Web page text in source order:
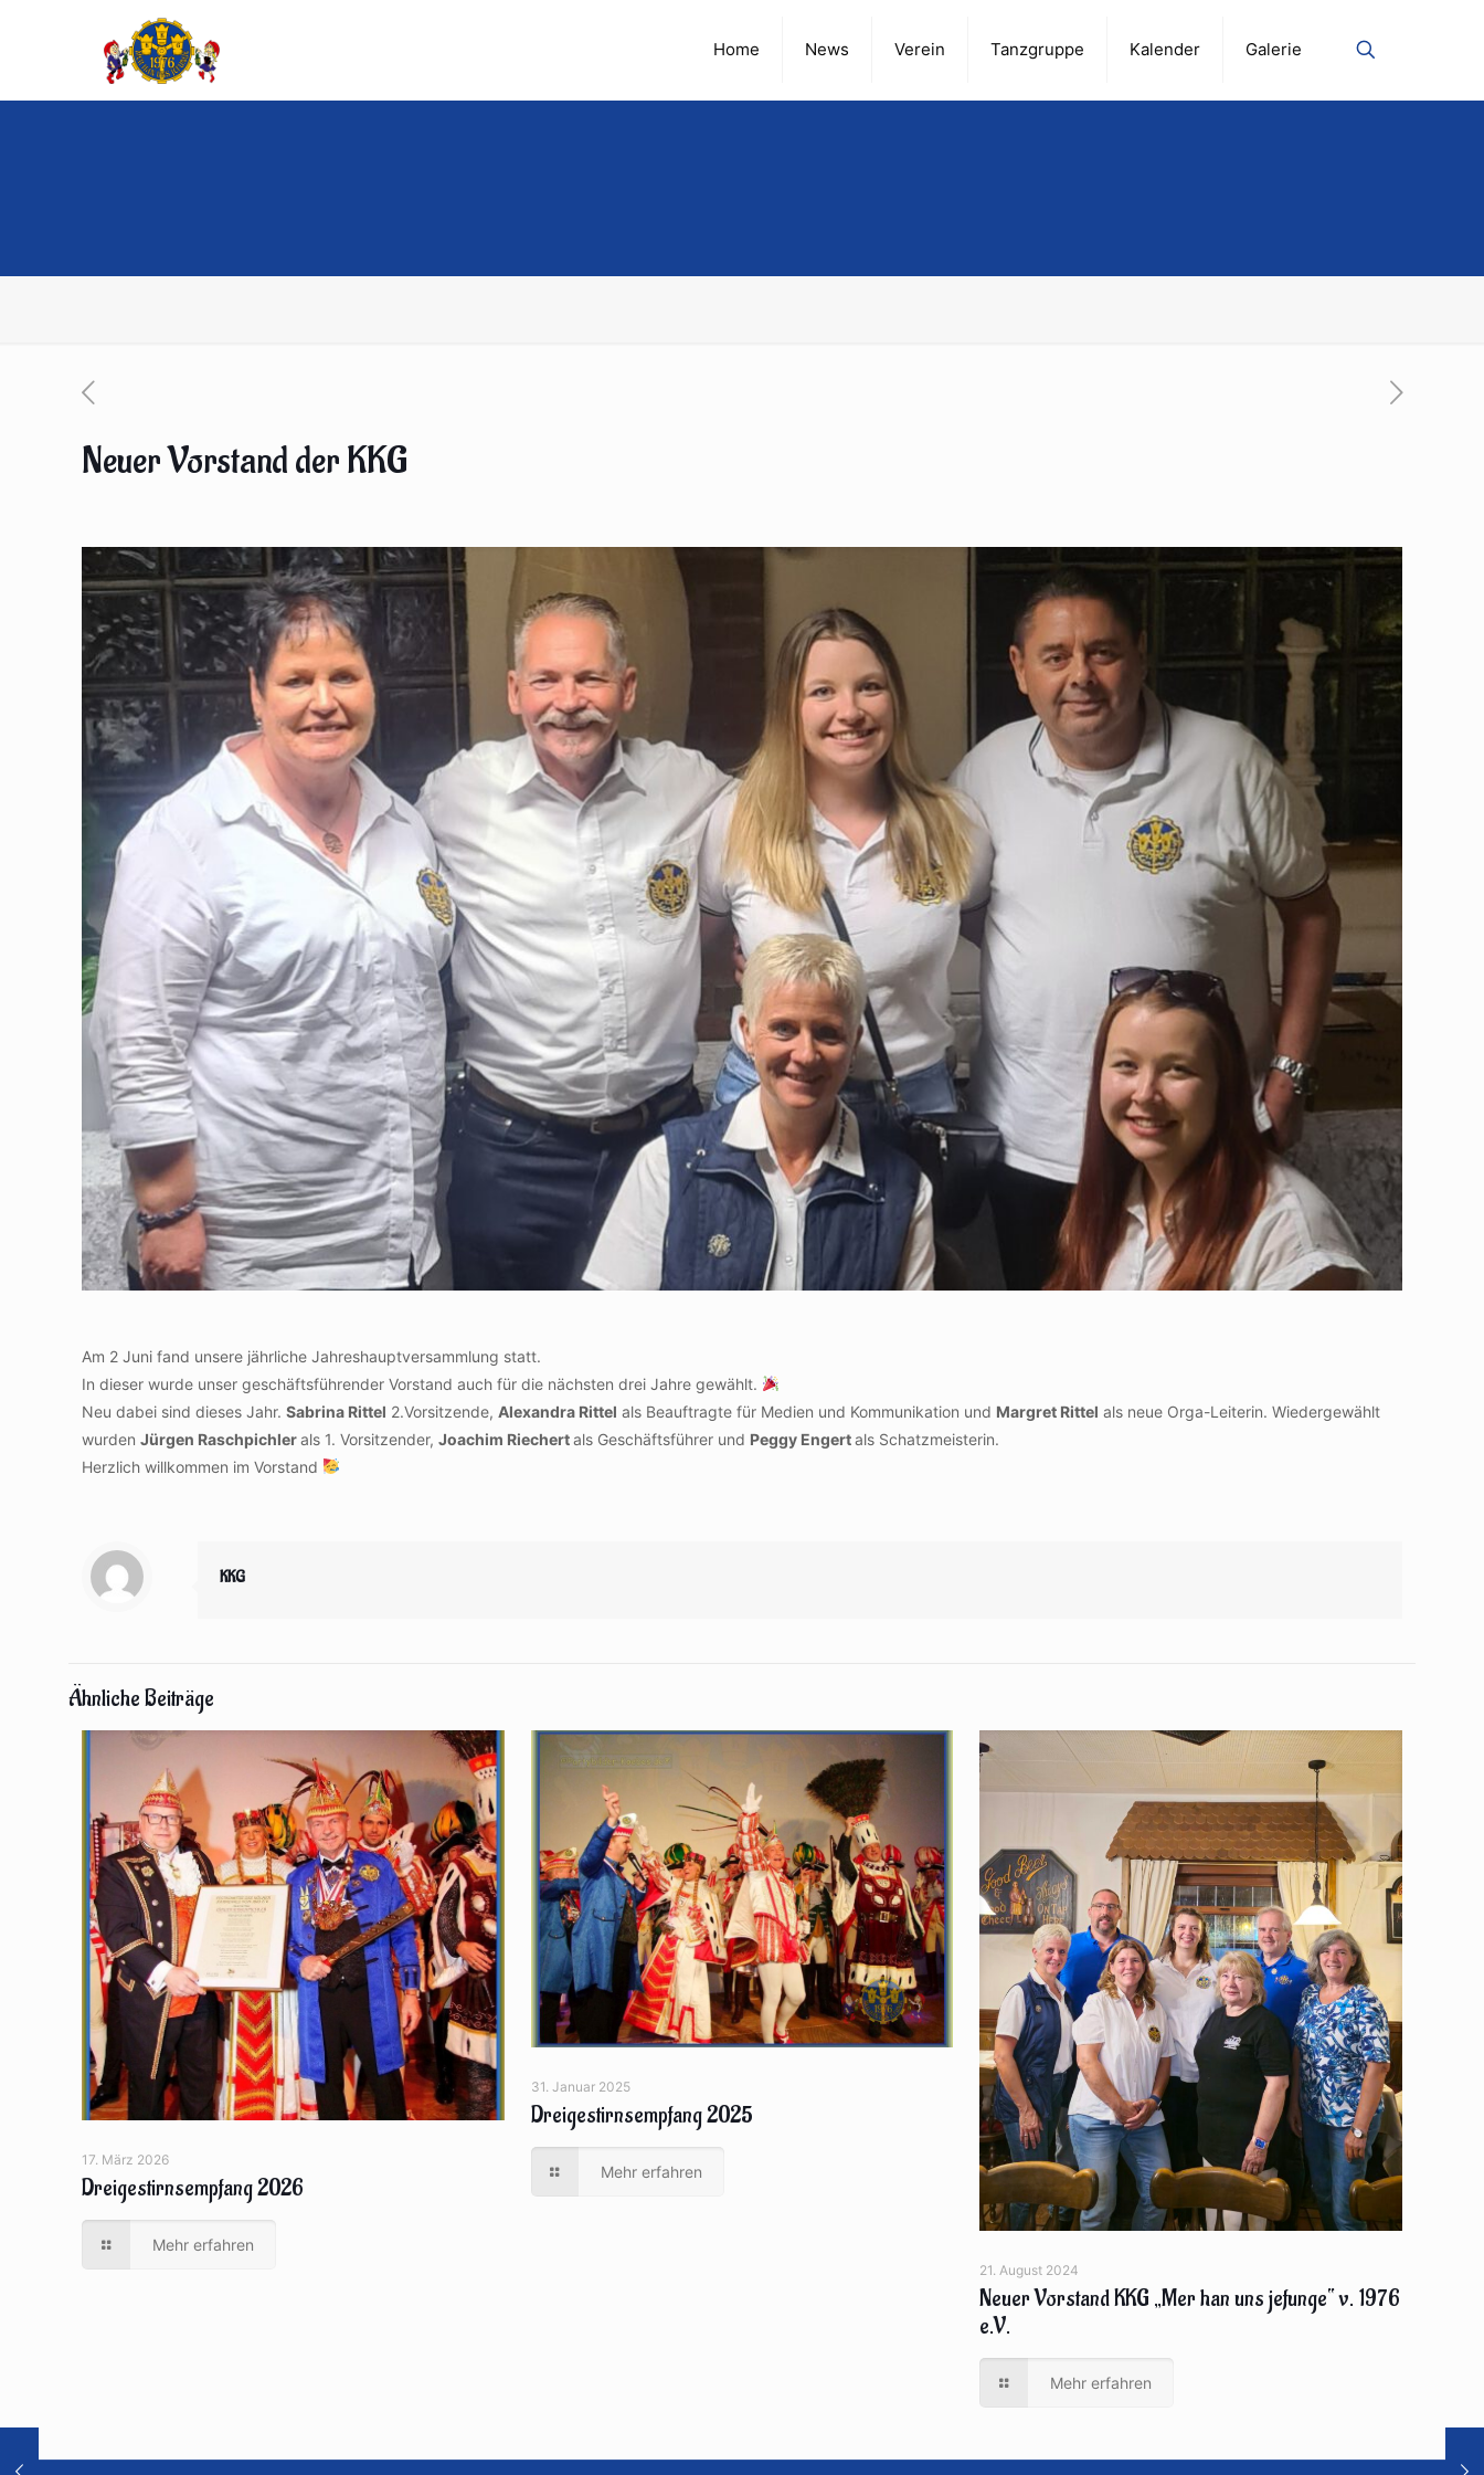
Home News Verein Tanzgruppe Kalender Galerie
Neuer Vorstand der KKG
Am 2 Juni fand unsere jährliche Jahreshauptversammlung statt.
In dieser wurde unser geschäftsführender Vorstand auch für die nächsten drei Jahre gewählt.
Neu dabei sind dieses Jahr. Sabrina Rittel 2.Vorsitzende, Alexandra Rittel als Beauftragte für Medien und Kommunikation und Margret Rittel als neue Orga-Leiterin. Wiedergewählt
wurden Jürgen Raschpichlerals 1. Vorsitzender, Joachim Riechertals Geschäftsführer und Peggy Engertals Schatzmeisterin.
Herzlich willkommen im Vorstand
KKG
Ähnliche Beiträge
17. März 2026
Dreigestirnsempfang 2026
Mehr erfahren
31. Januar 2025
Dreigestirnsempfang 2025
Mehr erfahren
21. August 2024
Neuer Vorstand KKG „Mer han uns jefunge“ v. 1976
e.V.
Mehr erfahren